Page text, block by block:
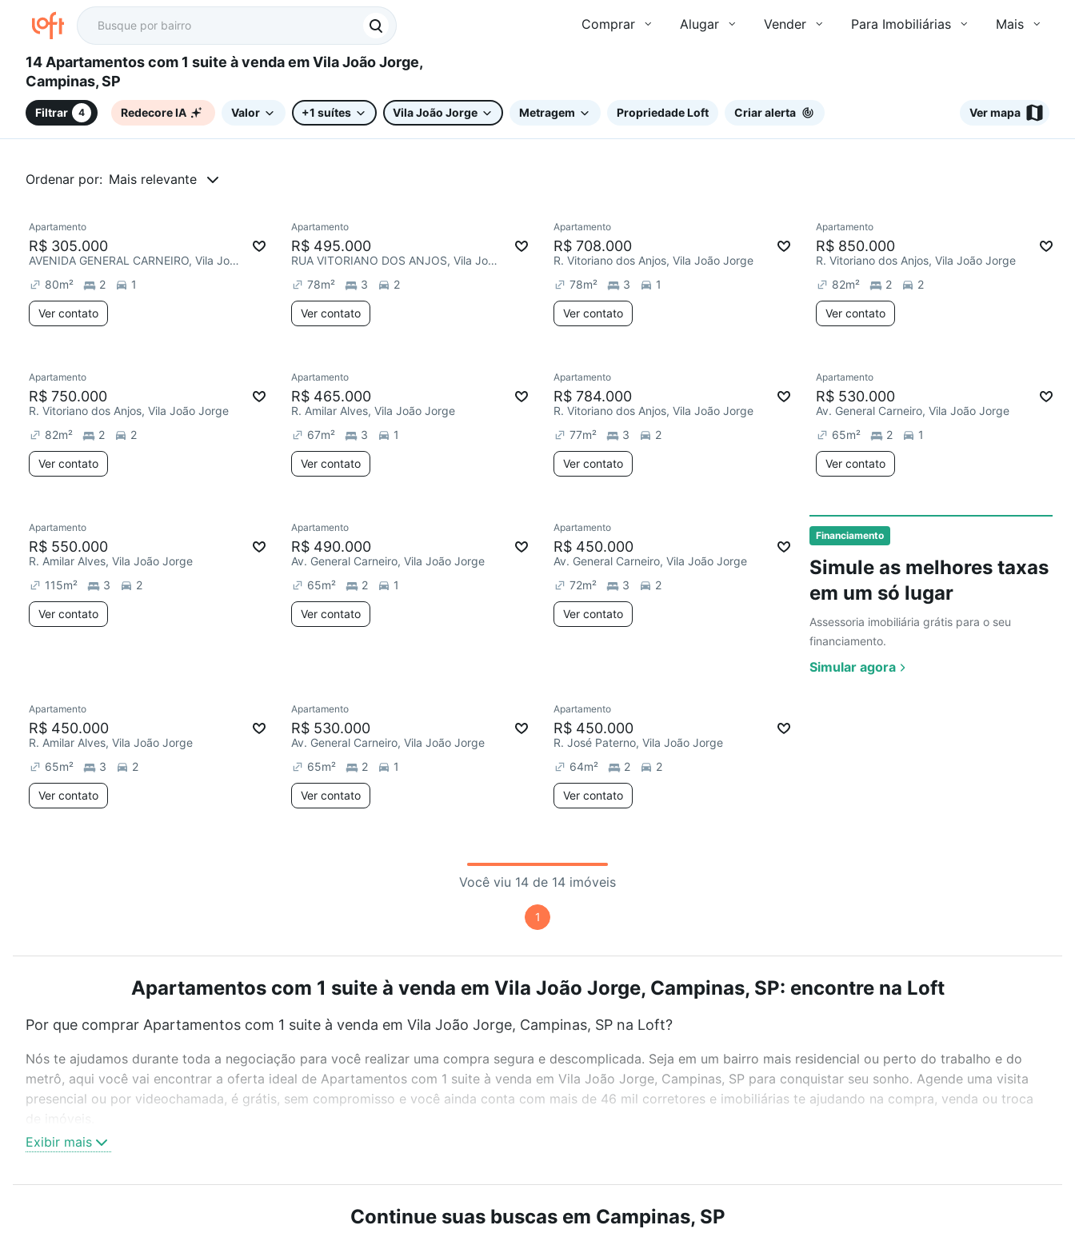
Comprar Alugar Vender Para Imobiliárias Mais
14 Apartamentos com 1 suite à venda em Vila João Jorge,
Campinas, SP
Filtrar 4 Redecore IA Valor +1 suítes Vila João Jorge Metragem Propriedade Loft Criar alerta Ver mapa
Ordenar por: Mais relevante
Financiamento
Simule as melhores taxas
em um só lugar
Assessoria imobiliária grátis para o seu
financiamento.
Simular agora
Apartamento
R$ 305.000
AVENIDA GENERAL CARNEIRO, Vila João Jorge
80m² 2 1
Ver contato
Apartamento
R$ 495.000
RUA VITORIANO DOS ANJOS, Vila João Jorge
78m² 3 2
Ver contato
Redecorar
Apartamento
R$ 708.000
R. Vitoriano dos Anjos, Vila João Jorge
78m² 3 1
Ver contato
Redecorar
Apartamento
R$ 850.000
R. Vitoriano dos Anjos, Vila João Jorge
82m² 2 2
Ver contato
Redecorar
Apartamento
R$ 750.000
R. Vitoriano dos Anjos, Vila João Jorge
82m² 2 2
Ver contato
Chegou este mês
Apartamento
R$ 465.000
R. Amilar Alves, Vila João Jorge
67m² 3 1
Ver contato
Apartamento
R$ 784.000
R. Vitoriano dos Anjos, Vila João Jorge
77m² 3 2
Ver contato
Chegou este mês
Apartamento
R$ 530.000
Av. General Carneiro, Vila João Jorge
65m² 2 1
Ver contato
Chegou este mês
Ver
Apartamento
R$ 550.000
R. Amilar Alves, Vila João Jorge
115m² 3 2
Ver contato
Redecorar
Apartamento
R$ 490.000
Av. General Carneiro, Vila João Jorge
65m² 2 1
Ver contato
Redecorar
Apartamento
R$ 450.000
Av. General Carneiro, Vila João Jorge
72m² 3 2
Ver contato
Redecorar
Apartamento
R$ 450.000
R. Amilar Alves, Vila João Jorge
65m² 3 2
Ver contato
Apartamento
R$ 530.000
Av. General Carneiro, Vila João Jorge
65m² 2 1
Ver contato
Apartamento
R$ 450.000
R. José Paterno, Vila João Jorge
64m² 2 2
Ver contato
Você viu 14 de 14 imóveis
1
Apartamentos com 1 suite à venda em Vila João Jorge, Campinas, SP: encontre na Loft
Por que comprar Apartamentos com 1 suite à venda em Vila João Jorge, Campinas, SP na Loft?
Nós te ajudamos durante toda a negociação para você realizar uma compra segura e descomplicada. Seja em um bairro mais residencial ou perto do trabalho e do
metrô, aqui você vai encontrar a oferta ideal de Apartamentos com 1 suite à venda em Vila João Jorge, Campinas, SP para conquistar seu sonho. Agende uma visita
presencial ou por videochamada, é grátis, sem compromisso e você ainda conta com mais de 46 mil corretores e imobiliárias te ajudando na compra, venda ou troca
Como escolher um imóvel?
Use barra de busca no topo para pesquisar por ruas, bairros e até condomínios favoritos. Você também pode usar os filtros como quantidade de quartos, suítes, com
ou sem vaga de garagem para combinar perfeitamente com o preço, metragem e comodidades, como piscina, academia, salão de festas ou área verde e encontrar
Apartamentos com 1 suite à venda em Vila João Jorge, Campinas, SP ideal para você na Loft.
Exibir mais
Continue suas buscas em Campinas, SP